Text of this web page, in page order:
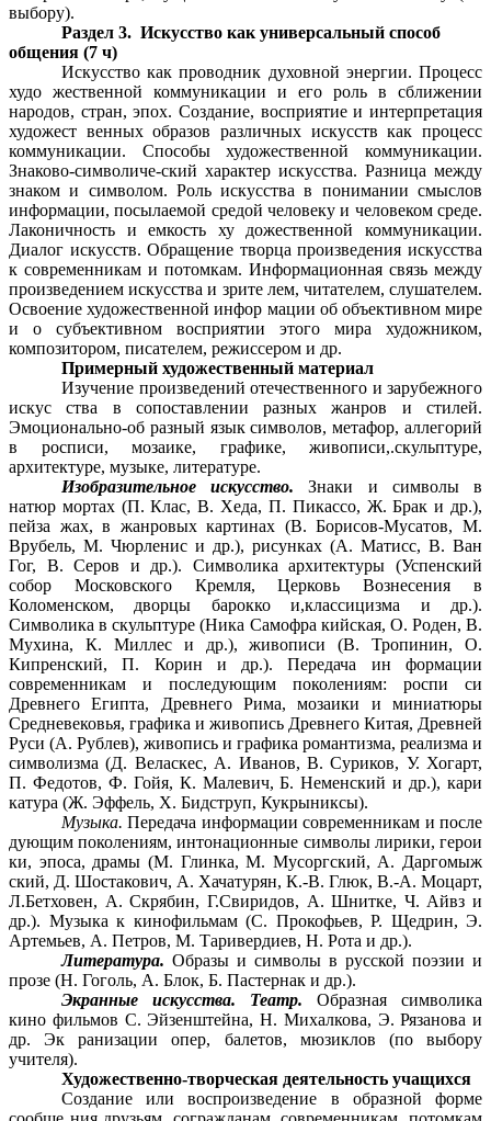
выбору).
Раздел 3. Искусство как универсальный способ
общения (7 ч)
Искусство как проводник духовной энергии. Процесс
худо жественной коммуникации и его роль в сближении
народов, стран, эпох. Создание, восприятие и интерпретация
художест венных образов различных искусств как процесс
коммуникации. Способы художественной коммуникации.
Знаково-символиче-ский характер искусства. Разница между
знаком и символом. Роль искусства в понимании смыслов
информации, посылаемой средой человеку и человеком среде.
Лаконичность и емкость ху дожественной коммуникации.
Диалог искусств. Обращение творца произведения искусства
к современникам и потомкам. Информационная связь между
произведением искусства и зрите лем, читателем, слушателем.
Освоение художественной инфор мации об объективном мире
и о субъективном восприятии этого мира художником,
композитором, писателем, режиссером и др.
Примерный художественный материал
Изучение произведений отечественного и зарубежного
искус ства в сопоставлении разных жанров и стилей.
Эмоционально-об разный язык символов, метафор, аллегорий
в росписи, мозаике, графике, живописи,.скульптуре,
архитектуре, музыке, литературе.
Изобразительное искусство.Знаки и символы в
натюр мортах (П. Клас, В. Хеда, П. Пикассо, Ж. Брак и др.),
пейза жах, в жанровых картинах (В. Борисов-Мусатов, М.
Врубель, М. Чюрленис и др.), рисунках (А. Матисс, В. Ван
Гог, В. Серов и др.). Символика архитектуры (Успенский
собор Московского Кремля, Церковь Вознесения в
Коломенском, дворцы барокко и,классицизма и др.).
Символика в скульптуре (Ника Самофра кийская, О. Роден, В.
Мухина, К. Миллес и др.), живописи (В. Тропинин, О.
Кипренский, П. Корин и др.). Передача ин формации
современникам и последующим поколениям: роспи си
Древнего Египта, Древнего Рима, мозаики и миниатюры
Средневековья, графика и живопись Древнего Китая, Древней
Руси (А. Рублев), живопись и графика романтизма, реализма и
символизма (Д. Веласкес, А. Иванов, В. Суриков, У. Хогарт,
П. Федотов, Ф. Гойя, К. Малевич, Б. Неменский и др.), кари
катура (Ж. Эффель, X. Бидструп, Кукрыниксы).
Музыка.Передача информации современникам и после
дующим поколениям, интонационные символы лирики, герои
ки, эпоса, драмы (М. Глинка, М. Мусоргский, А. Даргомыж
ский, Д. Шостакович, А. Хачатурян, К.-В. Глюк, В.-А. Моцарт,
Л.Бетховен, А. Скрябин, Г.Свиридов, А. Шнитке, Ч. Айвз и
др.). Музыка к кинофильмам (С. Прокофьев, Р. Щедрин, Э.
Артемьев, А. Петров, М. Таривердиев, Н. Рота и др.).
Литература. Образы и символы в русской поэзии и
прозе (Н. Гоголь, А. Блок, Б. Пастернак и др.).
Экранные искусства. Театр. Образная символика
кино фильмов С. Эйзенштейна, Н. Михалкова, Э. Рязанова и
др. Эк ранизации опер, балетов, мюзиклов (по выбору
учителя).
Художественно-творческая деятельность учащихся
Создание или воспроизведение в образной форме